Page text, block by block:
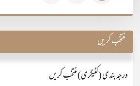
منتخب کریں
درجہ بندی (کٹیگری) منتخب کریں